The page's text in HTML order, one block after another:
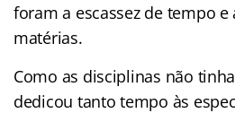
foram a escassez de tempo
matérias.
Como as disciplinas não
dedicou tanto tempo às